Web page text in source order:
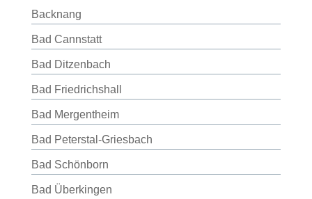
Backnang
Bad Cannstatt
Bad Ditzenbach
Bad Friedrichshall
Bad Mergentheim
Bad Peterstal-Griesbach
Bad Schönborn
Bad Überkingen